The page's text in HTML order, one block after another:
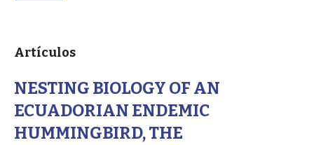
Artículos
NESTING BIOLOGY OF AN
ECUADORIAN ENDEMIC
HUMMINGBIRD, THE